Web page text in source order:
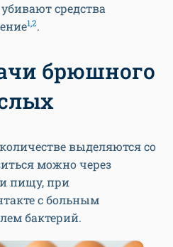
средства
1,2.
брюшного
выделяются со
можно через
пищу, при
с больным
бактерий.